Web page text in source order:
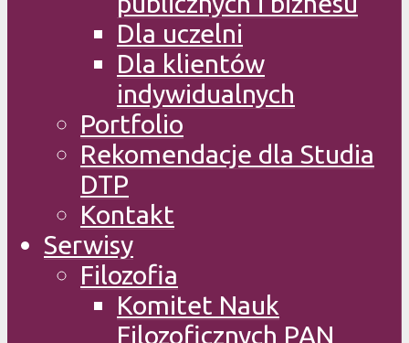
Dla uczelni
Dla klientów
indywidualnych
Portfolio
Rekomendacje dla Studia
DTP
Kontakt
Serwisy
Filozofia
Komitet Nauk
Filozoficznych PAN